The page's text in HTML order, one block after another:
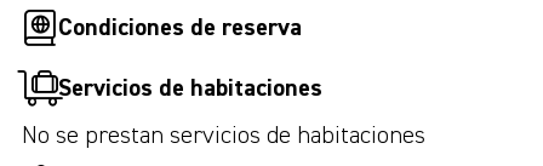
Condiciones de reserva
Servicios de habitaciones
No se prestan servicios de habitaciones